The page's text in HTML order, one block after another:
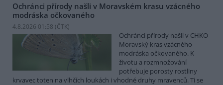
Ochránci přírody našli v Moravském krasu vzácného
modráska očkovaného
4.8.2026 01:58 (ČTK)
Ochránci přírody našli v CHKO
Moravský kras vzácného
modráska očkovaného. K
životu a rozmnožování
potřebuje porosty rostliny
krvavec toten na vlhčích loukách i vhodné druhy mravenců. Ti se